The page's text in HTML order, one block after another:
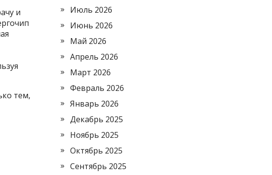
и
тем,
Июль 2026
Июнь 2026
Май 2026
Апрель 2026
Март 2026
Февраль 2026
Январь 2026
Декабрь 2025
Ноябрь 2025
Октябрь 2025
Сентябрь 2025